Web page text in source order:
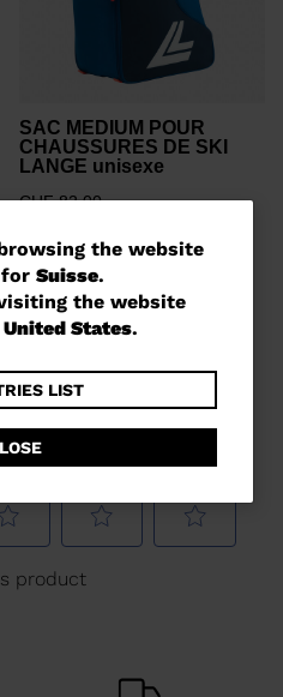
the website
Suisse.
the website
United States.
LIST
SAC MEDIUM POUR
CHAUSSURES DE SKI
LANGE unisexe
CHF 82,00